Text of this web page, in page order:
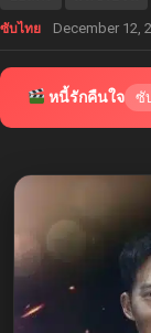
ซับไทย December 12,
หนี้รักคืนใจ ซั